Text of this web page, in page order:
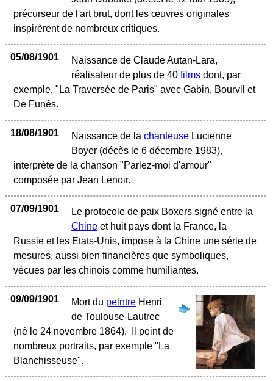
précurseur de l'art brut, dont les œuvres originales
inspirèrent de nombreux critiques.
05/08/1901
Naissance de Claude Autan-Lara,
réalisateur de plus de 40 films dont, par
exemple, "La Traversée de Paris" avec Gabin, Bourvil et
De Funès.
18/08/1901 Naissance de la chanteuse Lucienne
Boyer (décès le 6 décembre 1983),
interprète de la chanson "Parlez-moi d'amour"
composée par Jean Lenoir.
07/09/1901
Le protocole de paix Boxers signé entre la
Chine et huit pays dont la France, la
Russie et les Etats-Unis, impose à la Chine une série de
mesures, aussi bien financières que symboliques,
vécues par les chinois comme humiliantes.
09/09/1901 Mort du peintre Henri
de Toulouse-Lautrec
(né le 24 novembre 1864). Il peint de
nombreux portraits, par exemple "La
Blanchisseuse".